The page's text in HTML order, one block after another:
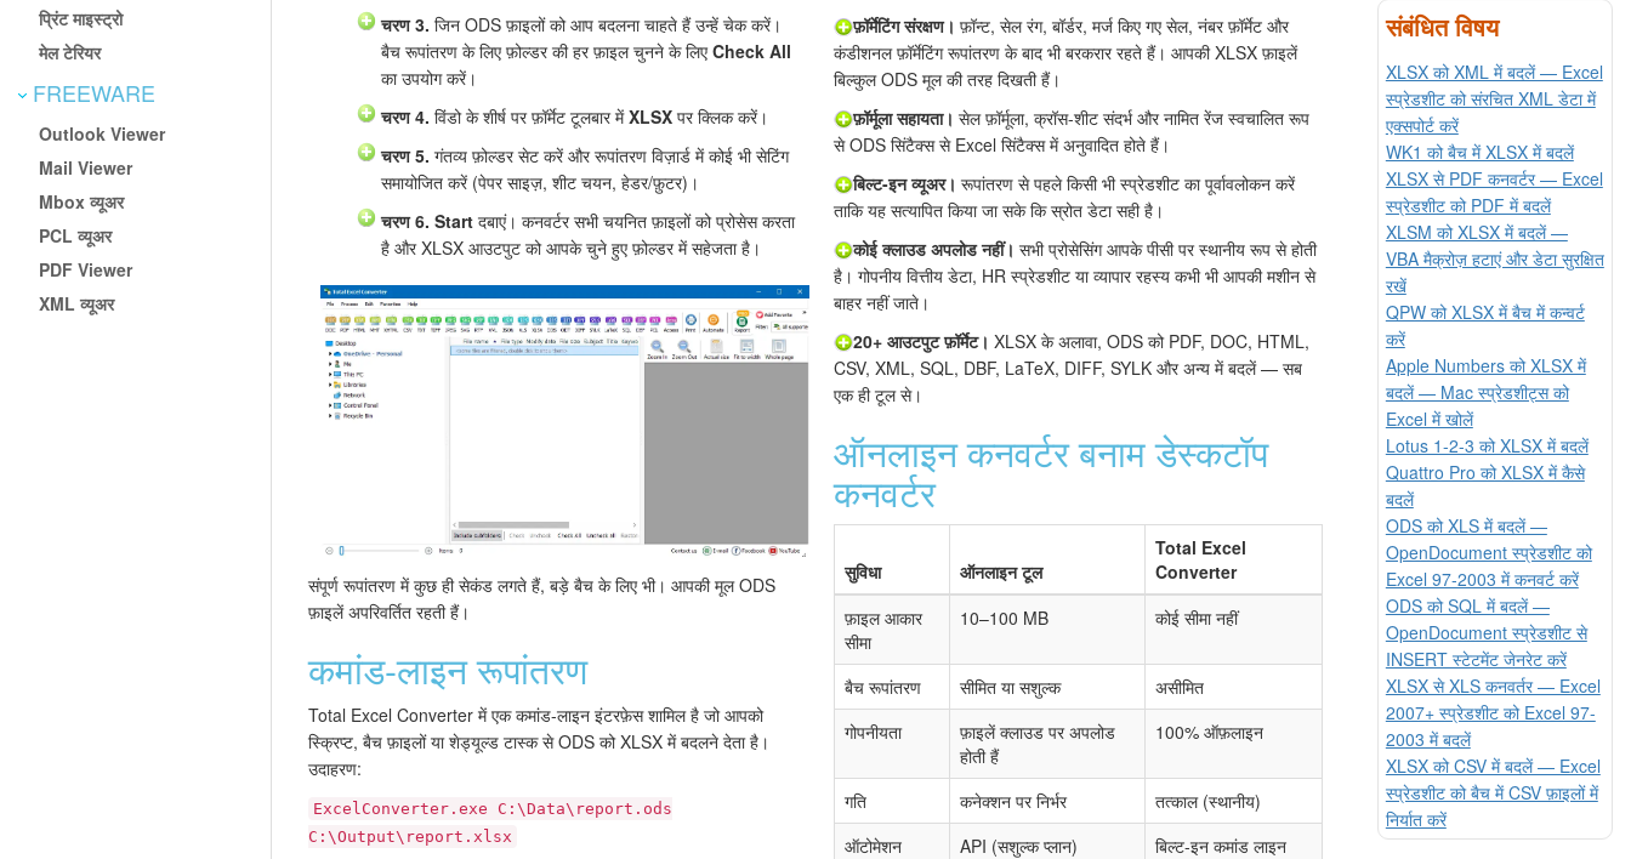
प्रिंट माइस्ट्रो
मेल टेरियर
FREEWARE
Outlook Viewer
Mail Viewer
Mbox व्यूअर
PCL व्यूअर
PDF Viewer
XML व्यूअर
चरण 3. जिन ODS फ़ाइलों को आप बदलना चाहते हैं उन्हें चेक करें।
बैच रूपांतरण के लिए फ़ोल्डर की हर फ़ाइल चुनने के लिएCheck All
का उपयोग करें।
चरण 4. विंडो के शीर्ष पर फ़ॉर्मेट टूलबार मेंXLSX पर क्लिक करें।
चरण 5. गंतव्य फ़ोल्डर सेट करें और रूपांतरण विज़ार्ड में कोई भी सेटिंग
समायोजित करें (पेपर साइज़, शीट चयन, हेडर/फ़ुटर)।
चरण 6. Start दबाएं। कनवर्टर सभी चयनित फ़ाइलों को प्रोसेस करता
है और XLSX आउटपुट को आपके चुने हुए फ़ोल्डर में सहेजता है।
संपूर्ण रूपांतरण में कुछ ही सेकंड लगते हैं, बड़े बैच के लिए भी। आपकी मूल ODS
फ़ाइलें अपरिवर्तित रहती हैं।
कमांड-लाइन रूपांतरण
Total Excel Converter में एक कमांड-लाइन इंटरफ़ेस शामिल है जो आपको
स्क्रिप्ट, बैच फ़ाइलों या शेड्यूल्ड टास्क से ODS को XLSX में बदलने देता है।
उदाहरण:
ExcelConverter.exe C:\Data\report.ods
C:\Output\report.xlsx
फ़ॉर्मेटिंग संरक्षण। फ़ॉन्ट, सेल रंग, बॉर्डर, मर्ज किए गए सेल, नंबर फ़ॉर्मेट और
कंडीशनल फ़ॉर्मेटिंग रूपांतरण के बाद भी बरकरार रहते हैं। आपकी XLSX फ़ाइलें
बिल्कुल ODS मूल की तरह दिखती हैं।
फ़ॉर्मूला सहायता। सेल फ़ॉर्मूला, क्रॉस-शीट संदर्भ और नामित रेंज स्वचालित रूप
से ODS सिंटैक्स से Excel सिंटैक्स में अनुवादित होते हैं।
बिल्ट-इन व्यूअर। रूपांतरण से पहले किसी भी स्प्रेडशीट का पूर्वावलोकन करें
ताकि यह सत्यापित किया जा सके कि स्रोत डेटा सही है।
कोई क्लाउड अपलोड नहीं। सभी प्रोसेसिंग आपके पीसी पर स्थानीय रूप से होती
है। गोपनीय वित्तीय डेटा, HR स्प्रेडशीट या व्यापार रहस्य कभी भी आपकी मशीन से
बाहर नहीं जाते।
20+ आउटपुट फ़ॉर्मेट। XLSX के अलावा, ODS को PDF, DOC, HTML,
CSV, XML, SQL, DBF, LaTeX, DIFF, SYLK और अन्य में बदलें — सब
एक ही टूल से।
ऑनलाइन कनवर्टर बनाम डेस्कटॉप
कनवर्टर
सुविधा ऑनलाइन टूल
Total Excel
Converter
फ़ाइल आकार
सीमा
10–100 MB कोई सीमा नहीं
बैच रूपांतरण सीमित या सशुल्क
असीमित
गोपनीयता
फ़ाइलें क्लाउड पर अपलोड
होती हैं
100% ऑफ़लाइन
गति कनेक्शन पर निर्भर
तत्काल (स्थानीय)
ऑटोमेशन
API (सशुल्क प्लान)
बिल्ट-इन कमांड लाइन
संबंधित विषय
XLSX को XML में बदलें — Excel
स्प्रेडशीट को संरचित XML डेटा में
एक्सपोर्ट करें
WK1 को बैच में XLSX में बदलें
XLSX से PDF कनवर्टर — Excel
स्प्रेडशीट को PDF में बदलें
XLSM को XLSX में बदलें —
VBA मैक्रोज़ हटाएं और डेटा सुरक्षित
रखें
QPW को XLSX में बैच में कन्वर्ट
करें
Apple Numbers को XLSX में
बदलें — Mac स्प्रेडशीट्स को
Excel में खोलें
Lotus 1-2-3 को XLSX में बदलें
Quattro Pro को XLSX में कैसे
बदलें
ODS को XLS में बदलें —
OpenDocument स्प्रेडशीट को
Excel 97-2003 में कनवर्ट करें
ODS को SQL में बदलें —
OpenDocument स्प्रेडशीट से
INSERT स्टेटमेंट जेनरेट करें
XLSX से XLS कनवर्तर — Excel
2007+ स्प्रेडशीट को Excel 97-
2003 में बदलें
XLSX को CSV में बदलें — Excel
स्प्रेडशीट को बैच में CSV फ़ाइलों में
निर्यात करें